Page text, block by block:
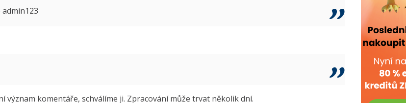
význam komentáře, schválíme ji. Zpracování může trvat několik dní.